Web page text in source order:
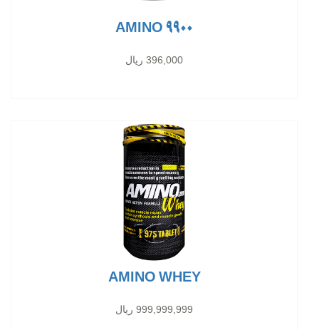
AMINO 9900
396,000 ریال
AMINO WHEY
999,999,999 ریال